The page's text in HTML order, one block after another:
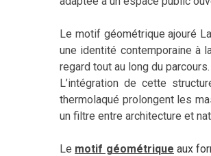
Le motif géométrique ajouré
une identité contemporaine à
regard tout au long du parcours.
L’intégration de cette
thermolaqué prolongent les
un filtre entre architecture et
Le motif géométrique aux